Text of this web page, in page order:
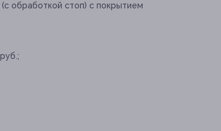
обработкой стоп) с покрытием